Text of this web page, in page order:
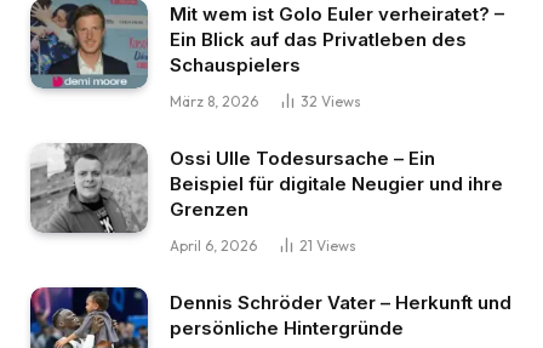
Mit wem ist Golo Euler verheiratet? –
Ein Blick auf das Privatleben des
Schauspielers
März 8, 2026 32 Views
Ossi Ulle Todesursache – Ein
Beispiel für digitale Neugier und ihre
Grenzen
April 6, 2026 21 Views
Dennis Schröder Vater – Herkunft und
persönliche Hintergründe